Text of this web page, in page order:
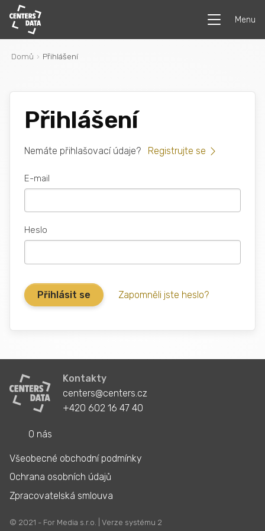
Menu
Domů Přihlášení
Přihlášení
Nemáte přihlašovací údaje? Registrujte se
E-mail
Heslo
Zapomněli jste heslo?
Kontakty
centers@centers.cz
+420 602 16 47 40
O nás
Všeobecné obchodní podmínky
Ochrana osobních údajů
Zpracovatelská smlouva
© 2021 - For Media s.r.o. | Verze systému 2